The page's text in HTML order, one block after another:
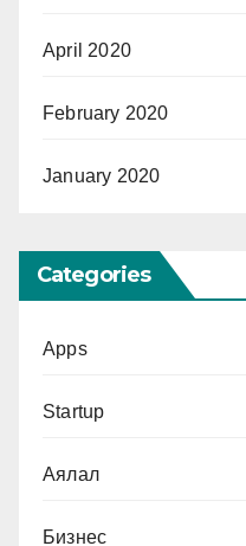
April 2020
February 2020
January 2020
Categories
Apps
Startup
Аялал
Бизнес